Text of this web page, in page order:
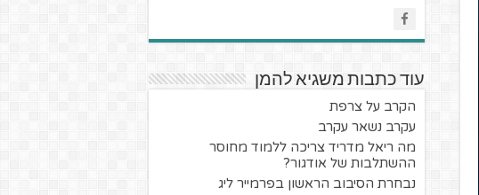
עוד כתבות משגיא להמן
הקרב על צרפת
עקרב נשאר עקרב
מה ריאל מדריד צריכה ללמוד מחוסר
ההשתלבות של אודגור?
נבחרת הסיבוב הראשון בפרמייר ליג